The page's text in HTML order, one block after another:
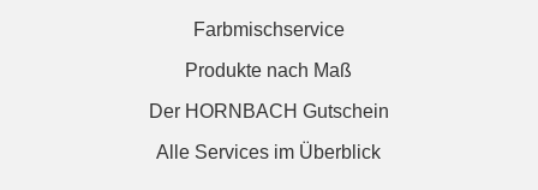
Farbmischservice
Produkte nach Maß
Der HORNBACH Gutschein
Alle Services im Überblick